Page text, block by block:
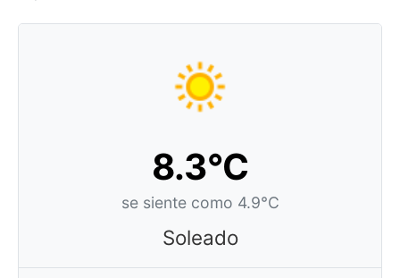
8.3°C
se siente como 4.9°C
Soleado